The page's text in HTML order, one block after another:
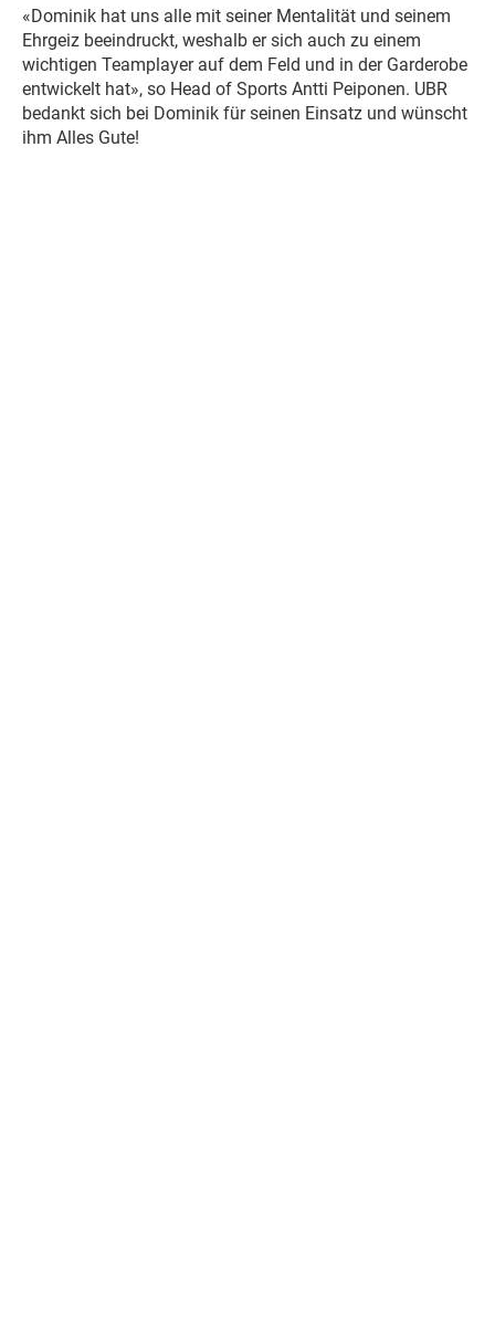
«Dominik hat uns alle mit seiner Mentalität und seinem
Ehrgeiz beeindruckt, weshalb er sich auch zu einem
wichtigen Teamplayer auf dem Feld und in der Garderobe
entwickelt hat», so Head of Sports Antti Peiponen. UBR
bedankt sich bei Dominik für seinen Einsatz und wünscht
ihm Alles Gute!